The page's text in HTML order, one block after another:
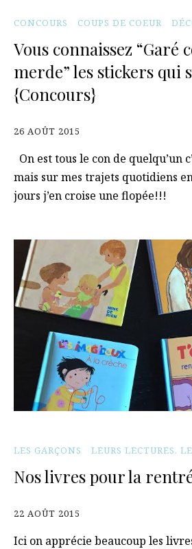
CONCOURS COUPS DE COEUR
Vous connaissez “Garé
merde” les stickers qui
{Concours}
26 AOÛT 2015
On est tous le con de quelqu’un
mais sur mes trajets quotidiens
jours j’en croise une flopée!!!
LES GARÇONS LEURS LECTURES,
Nos livres pour la
22 AOÛT 2015
Ici on apprécie beaucoup les